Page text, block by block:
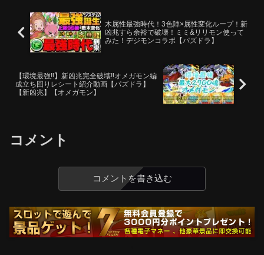
木属性最強時代！3色陣×属性変化ループ！新
凶兆すら余裕で破壊！ミミ&リリモン使って
みた！デジモンコラボ【パズドラ】
【環境最強‼︎】新凶兆完全破壊‼︎オメガモン編
成立ち回りレシート紹介動画【パズドラ】
【新凶兆】【オメガモン】
コメント
コメントを書き込む